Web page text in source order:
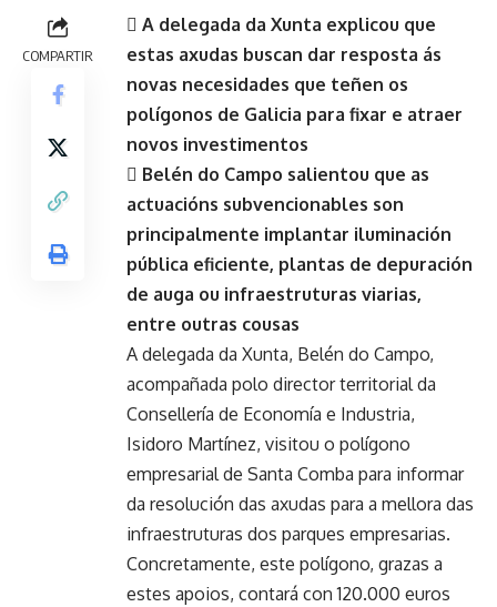
COMPARTIR
 A delegada da Xunta explicou que
estas axudas buscan dar resposta ás
novas necesidades que teñen os
polígonos de Galicia para fixar e atraer
novos investimentos
 Belén do Campo salientou que as
actuacións subvencionables son
principalmente implantar iluminación
pública eficiente, plantas de depuración
de auga ou infraestruturas viarias,
entre outras cousas
A delegada da Xunta, Belén do Campo,
acompañada polo director territorial da
Consellería de Economía e Industria,
Isidoro Martínez, visitou o polígono
empresarial de Santa Comba para informar
da resolución das axudas para a mellora das
infraestruturas dos parques empresarias.
Concretamente, este polígono, grazas a
estes apoios, contará con 120.000 euros